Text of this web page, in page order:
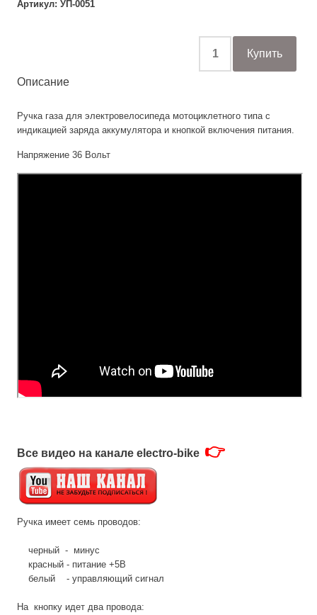
Артикул: УП-0051
Описание
Ручка газа для электровелосипеда мотоциклетного типа с
индикацией заряда аккумулятора и кнопкой включения питания.
Напряжение 36 Вольт
Все видео на канале electro-bike 👉
Ручка имеет семь проводов:
черный - минус
красный - питание +5В
белый - управляющий сигнал
На кнопку идет два провода: